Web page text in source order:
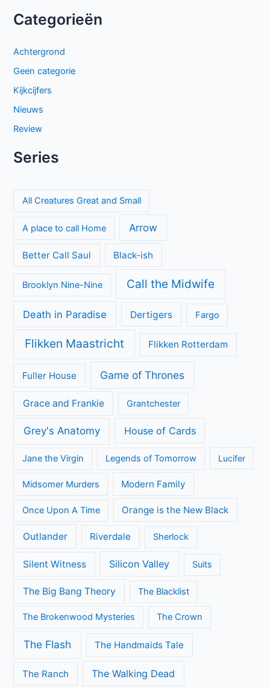
Categorieën
Achtergrond
Geen categorie
Kijkcijfers
Nieuws
Review
Series
All Creatures Great and Small
A place to call Home Arrow
Better Call Saul Black-ish
Brooklyn Nine-Nine Call the Midwife
Death in Paradise Dertigers Fargo
Flikken Maastricht Flikken Rotterdam
Fuller House Game of Thrones
Grace and Frankie Grantchester
Grey's Anatomy House of Cards
Jane the Virgin Legends of Tomorrow Lucifer
Midsomer Murders Modern Family
Once Upon A Time Orange is the New Black
Outlander Riverdale Sherlock
Silent Witness Silicon Valley Suits
The Big Bang Theory The Blacklist
The Brokenwood Mysteries The Crown
The Flash The Handmaids Tale
The Ranch The Walking Dead